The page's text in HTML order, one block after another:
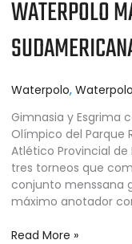
WATERPOLO
Waterpolo,
Gimnasia y Esgrima
Olímpico del Parque
Atlético Provincial de
tres torneos que
conjunto menssana
máximo anotador
MASCULINO
–
SUPERLIGA
–
2
–
FECHA
1
Read More »